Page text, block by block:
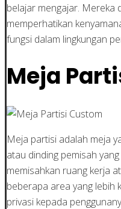
belajar mengajar. Mereka
memperhatikan
fungsi dalam lingkungan
Meja
Meja partisi adalah meja
atau dinding pemisah
memisahkan ruang kerja
beberapa area yang lebih
privasi kepada